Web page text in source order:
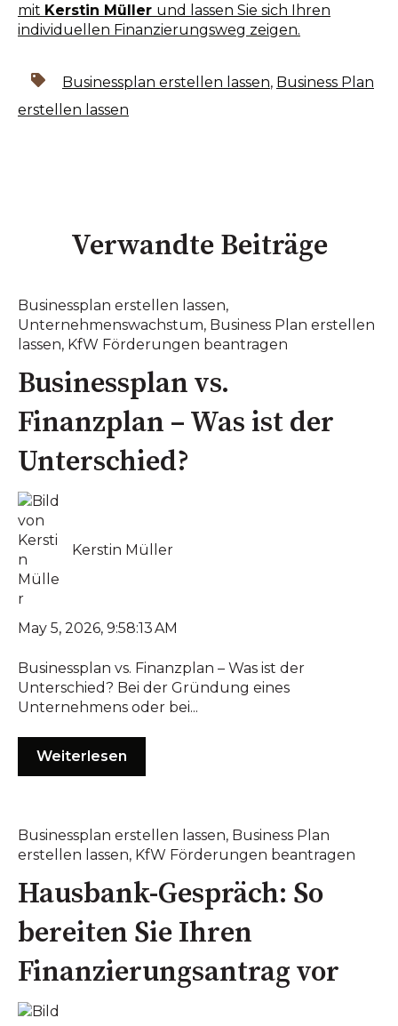
mit Kerstin Müller und lassen Sie sich Ihren
individuellen Finanzierungsweg zeigen.
Businessplan erstellen lassen, Business Plan
erstellen lassen
Verwandte Beiträge
Businessplan erstellen lassen,
Unternehmenswachstum, Business Plan erstellen
lassen, KfW Förderungen beantragen
Businessplan vs.
Finanzplan – Was ist der
Unterschied?
Kerstin Müller
May 5, 2026, 9:58:13 AM
Businessplan vs. Finanzplan – Was ist der
Unterschied? Bei der Gründung eines
Unternehmens oder bei...
Weiterlesen
Businessplan erstellen lassen, Business Plan
erstellen lassen, KfW Förderungen beantragen
Hausbank-Gespräch: So
bereiten Sie Ihren
Finanzierungsantrag vor